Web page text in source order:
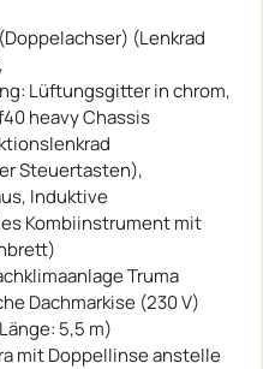
(Lenkrad
Lüftungsgitter in chrom,
heavy Chassis
Steuertasten),
Induktive
Kombiinstrument mit
Truma
Dachmarkise (230 V)
5,5 m)
mit Doppellinse anstelle